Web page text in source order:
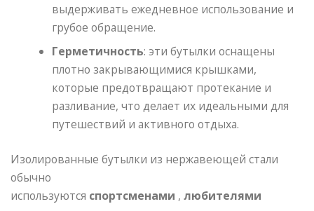
выдерживать ежедневное использование и
грубое обращение.
Герметичность: эти бутылки оснащены
плотно закрывающимися крышками,
которые предотвращают протекание и
разливание, что делает их идеальными для
путешествий и активного отдыха.
Изолированные бутылки из нержавеющей стали
обычно
используются спортсменами , любителями